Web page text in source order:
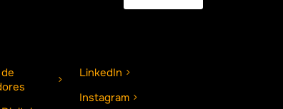
LinkedIn
Instagram